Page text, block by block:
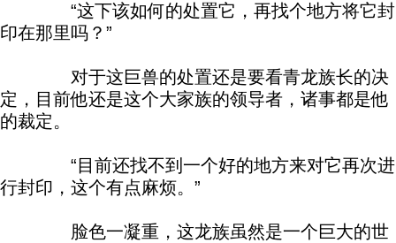
“这下该如何的处置它，再找个地方将它封
印在那里吗？”
对于这巨兽的处置还是要看青龙族长的决
定，目前他还是这个大家族的领导者，诸事都是他
的裁定。
“目前还找不到一个好的地方来对它再次进
行封印，这个有点麻烦。”
脸色一凝重，这龙族虽然是一个巨大的世